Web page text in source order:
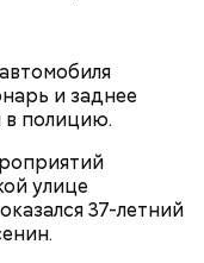
и заднее
в полицию.
улице
37-летний
Елене
ребенка,
убийства.